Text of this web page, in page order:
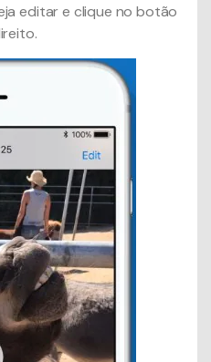
editar e clique no botão